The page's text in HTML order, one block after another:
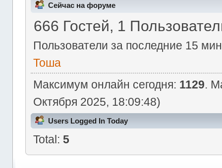
Сейчас на форуме
666 Гостей, 1
Пользователи за последние 15
Тоша
Максимум онлайн сегодня: 1129.
Октября 2025, 18:09:48)
Users Logged In Today
Total: 5